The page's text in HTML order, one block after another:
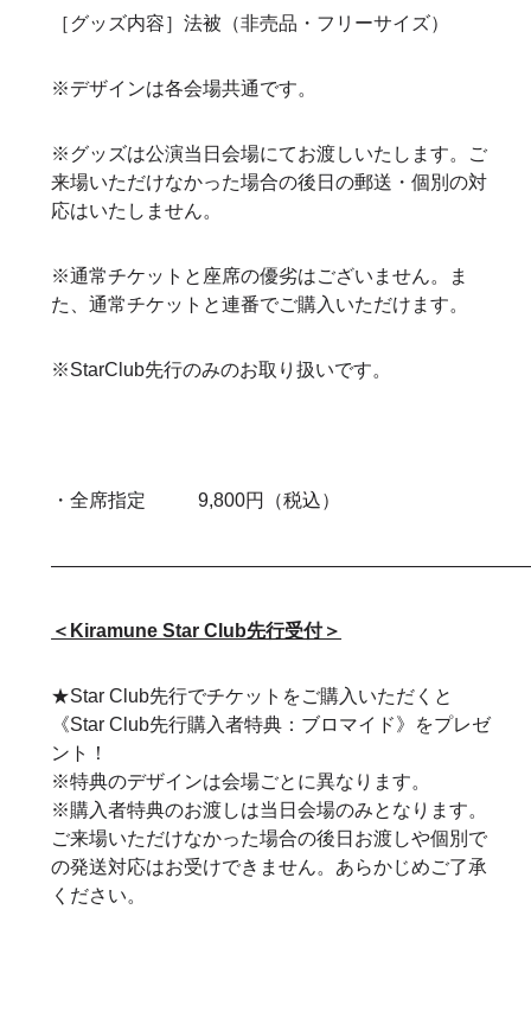
［グッズ内容］法被（非売品・フリーサイズ）
※デザインは各会場共通です。
※グッズは公演当日会場にてお渡しいたします。ご
来場いただけなかった場合の後日の郵送・個別の対
応はいたしません。
※通常チケットと座席の優劣はございません。ま
た、通常チケットと連番でご購入いただけます。
※StarClub先行のみのお取り扱いです。
・全席指定 9,800円（税込）
＜Kiramune Star Club先行受付＞
★Star Club先行でチケットをご購入いただくと
《Star Club先行購入者特典：ブロマイド》をプレゼ
ント！
※特典のデザインは会場ごとに異なります。
※購入者特典のお渡しは当日会場のみとなります。
ご来場いただけなかった場合の後日お渡しや個別で
の発送対応はお受けできません。あらかじめご了承
ください。